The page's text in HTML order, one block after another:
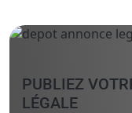
PUBLIEZ
LÉGALE